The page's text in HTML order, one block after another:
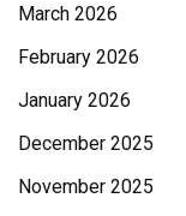
March 2026
February 2026
January 2026
December 2025
November 2025